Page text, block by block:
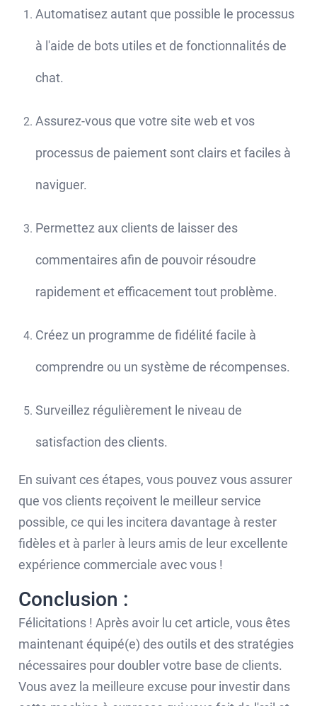
Automatisez autant que possible le processus
à l'aide de bots utiles et de fonctionnalités de
chat.
Assurez-vous que votre site web et vos
processus de paiement sont clairs et faciles à
naviguer.
Permettez aux clients de laisser des
commentaires afin de pouvoir résoudre
rapidement et efficacement tout problème.
Créez un programme de fidélité facile à
comprendre ou un système de récompenses.
Surveillez régulièrement le niveau de
satisfaction des clients.
En suivant ces étapes, vous pouvez vous assurer
que vos clients reçoivent le meilleur service
possible, ce qui les incitera davantage à rester
fidèles et à parler à leurs amis de leur excellente
expérience commerciale avec vous !
Conclusion :
Félicitations ! Après avoir lu cet article, vous êtes
maintenant équipé(e) des outils et des stratégies
nécessaires pour doubler votre base de clients.
Vous avez la meilleure excuse pour investir dans